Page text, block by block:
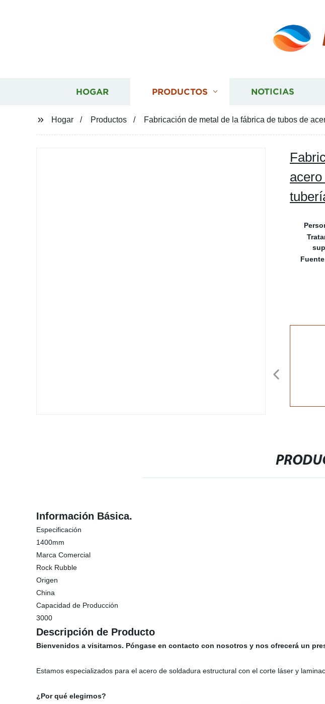
HOGAR PRODUCTOS NOTICIAS
Hogar Productos Fabricación de metal de la fábrica de tubos de
Información Básica.
Especificación
1400mm
Marca Comercial
Rock Rubble
Origen
China
Capacidad de Producción
3000
Descripción de Producto
Bienvenidos a visitarnos. Póngase en contacto con nosotros y nos ofrecerá un
Estamos especializados para el acero de soldadura estructural con el corte láser y
¿Por qué elegirnos?